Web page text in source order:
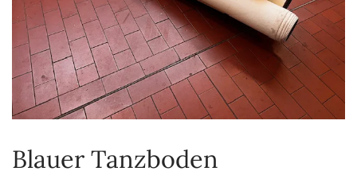
Blauer Tanzboden